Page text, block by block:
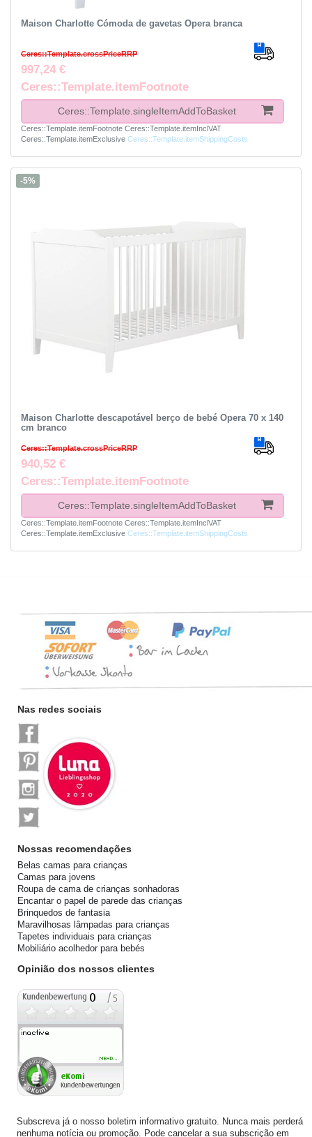
Maison Charlotte Cómoda de gavetas Ópera branca
Ceres::Template.crossPriceRRP
997,24 €
Ceres::Template.itemFootnote
Ceres::Template.singleItemAddToBasket
Ceres::Template.itemFootnote Ceres::Template.itemInclVAT
Ceres::Template.itemExclusive Ceres::Template.itemShippingCosts
-5%
Maison Charlotte descapotável berço de bebé Ópera 70 x 140
cm branco
Ceres::Template.crossPriceRRP
940,52 €
Ceres::Template.itemFootnote
Ceres::Template.singleItemAddToBasket
Ceres::Template.itemFootnote Ceres::Template.itemInclVAT
Ceres::Template.itemExclusive Ceres::Template.itemShippingCosts
Nas redes sociais
Nossas recomendações
Belas camas para crianças
Camas para jovens
Roupa de cama de crianças sonhadoras
Encantar o papel de parede das crianças
Brinquedos de fantasia
Maravilhosas lâmpadas para crianças
Tapetes individuais para crianças
Mobiliário acolhedor para bebés
Opinião dos nossos clientes
Subscreva já o nosso boletim informativo gratuito. Nunca mais perderá
nenhuma notícia ou promoção. Pode cancelar a sua subscrição em